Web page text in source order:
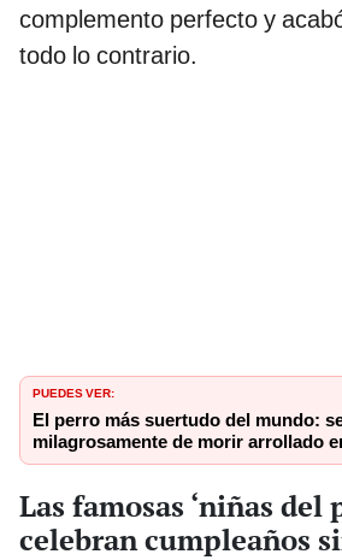
complemento perfecto y
todo lo contrario.
PUEDES VER:
El perro más suertudo del mundo:
milagrosamente de morir arrollado
Las famosas ‘niñas del
celebran cumpleaños